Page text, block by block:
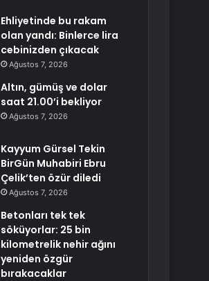
Ehliyetinde bu rakam
olan yandı: Binlerce lira
cebinizden çıkacak
Ağustos 7, 2026
Altın, gümüş ve dolar
saat 21.00’i bekliyor
Ağustos 7, 2026
Kayyum Gürsel Tekin
BirGün Muhabiri Ebru
Çelik’ten özür diledi
Ağustos 7, 2026
Betonları tek tek
söküyorlar: 25 bin
kilometrelik nehir ağını
yeniden özgür
bırakacaklar